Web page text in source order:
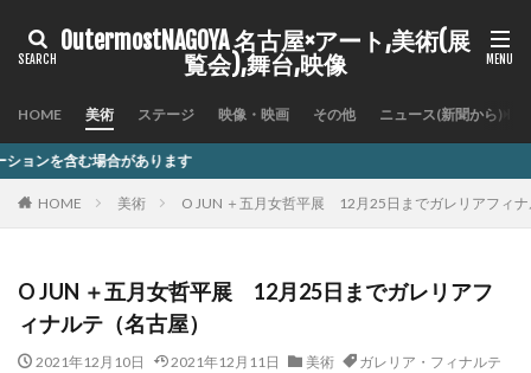
OutermostNAGOYA 名古屋×アート,美術(展
覧会),舞台,映像
HOME 美術 ステージ 映像・映画 その他 ニュース(新聞から)
ます
HOME 美術 O JUN ＋五月女哲平展 12月25日までガレリアフィ
O JUN ＋五月女哲平展 12月25日までガレリアフ
ィナルテ（名古屋）
2021年12月10日 2021年12月11日 美術 ガレリア・フィナルテ